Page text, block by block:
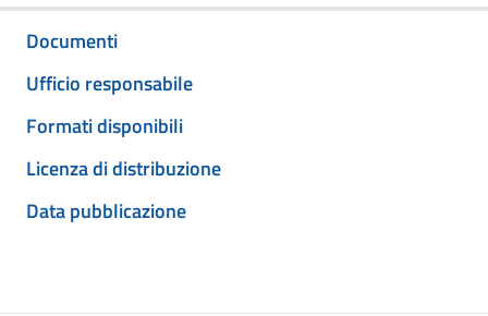
Documenti
Ufficio responsabile
Formati disponibili
Licenza di distribuzione
Data pubblicazione